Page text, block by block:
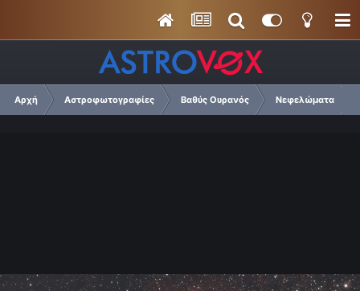
Αρχή Αστροφωτογραφίες Βαθύς Ουρανός Νεφελώματα